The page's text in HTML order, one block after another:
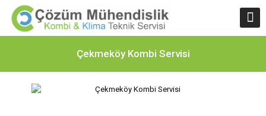
Çekmeköy Kombi Servisi